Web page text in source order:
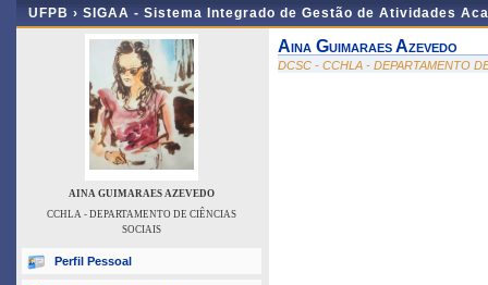
UFPB › SIGAA - Sistema Integrado de Gestão de Atividades
AINA GUIMARAES AZEVEDO
CCHLA - DEPARTAMENTO DE CIÊNCIAS
SOCIAIS
Perfil Pessoal
Aina Guimaraes Azevedo
DCSC - CCHLA - DEPARTAMENTO